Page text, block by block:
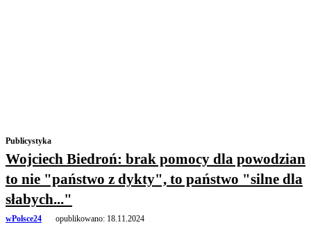
Publicystyka
Wojciech Biedroń: brak pomocy dla powodzian
to nie "państwo z dykty", to państwo "silne dla
słabych..."
wPolsce24 opublikowano: 18.11.2024